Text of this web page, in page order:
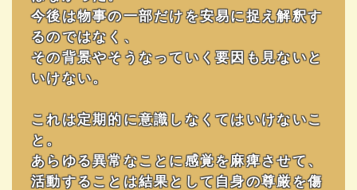
今後は物事の一部だけを安易に捉え解釈す
るのではなく、
その背景やそうなっていく要因も見ないと
いけない。
これは定期的に意識しなくてはいけないこ
と。
あらゆる異常なことに感覚を麻痺させて、
活動することは結果として自身の尊厳を傷